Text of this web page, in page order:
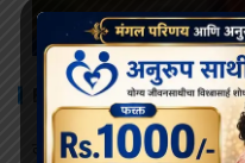
RECENT POSTS
दलाई लामा ९१ वर्षांचे होत